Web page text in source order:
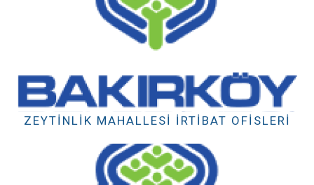
ZEYTINLIK MAHALLESI İRTIBAT OFISLERI